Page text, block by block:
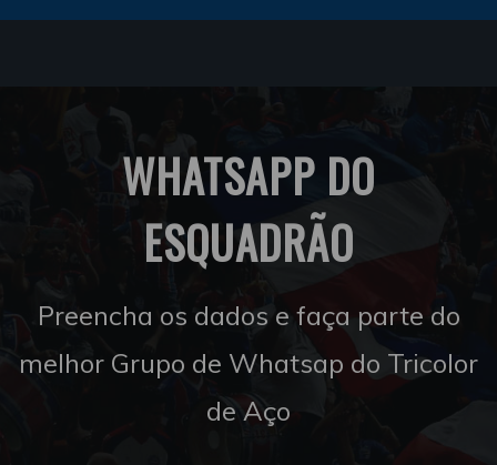
WHATSAPP DO
ESQUADRÃO
Preencha os dados e faça parte do
melhor Grupo de Whatsap do Tricolor
de Aço